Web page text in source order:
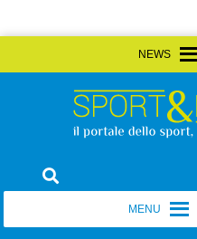
to
Sport&Impianti